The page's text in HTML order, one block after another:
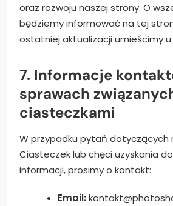
oraz rozwoju naszej strony. O
będziemy informować na tej
ostatniej aktualizacji umieścimy
7. Informacje
sprawach
ciasteczkami
W przypadku pytań dotyczących
Ciasteczek lub chęci uzyskania
informacji, prosimy o kontakt:
Email: